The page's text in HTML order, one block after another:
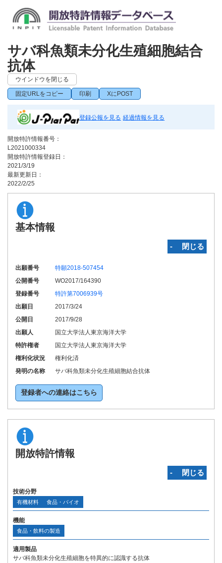
サバ科魚類未分化生殖細胞結合
抗体
ウインドウを閉じる
固定URLをコピー 印刷 XにPOST
登録公報を見る 経過情報を見る
開放特許情報番号：
L2021000334
開放特許情報登録日：
2021/3/19
最新更新日：
2022/2/25
基本情報
‐ 閉じる
出願番号
特願2018-507454
公開番号
WO2017/164390
登録番号
特許第7006939号
出願日
2017/3/24
公開日
2017/9/28
出願人
国立大学法人東京海洋大学
特許権者
国立大学法人東京海洋大学
権利化状況
権利化済
発明の名称
サバ科魚類未分化生殖細胞結合抗体
登録者への連絡はこちら
開放特許情報
‐ 閉じる
技術分野
有機材料 食品・バイオ
機能
食品・飲料の製造
適用製品
サバ科魚類未分化生殖細胞を特異的に認識する抗体